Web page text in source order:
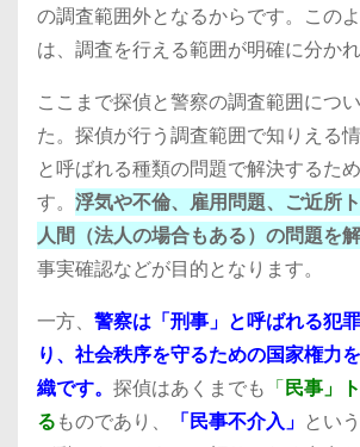
の調査範囲外となるからです。この
は、調査を行える範囲が明確に分かれ
ここまで探偵と警察の調査範囲につ
た。探偵が行う調査範囲で知りえる
と呼ばれる種類の問題で解決するた
す。 浮気や不倫、雇用問題、ご近所
人間（法人の場合もある）の問題を
事実確認などが目的となります。
一方、 警察は「刑事」と呼ばれる犯
り、社会秩序を守るための国家権力
織です。 探偵はあくまでも 「民事」
るものであり、 「民事不介入」 とい